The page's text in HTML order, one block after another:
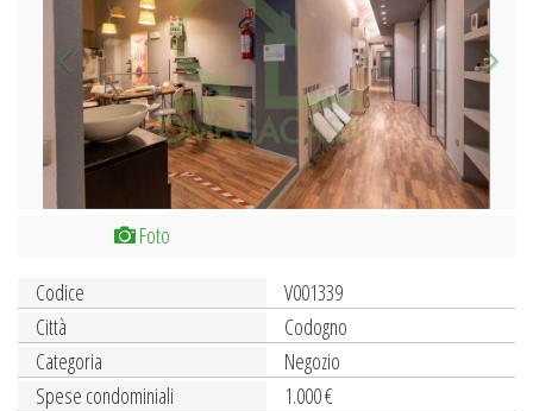
Foto
Codice
V001339
Città
Codogno
Categoria
Negozio
Spese condominiali
1.000 €